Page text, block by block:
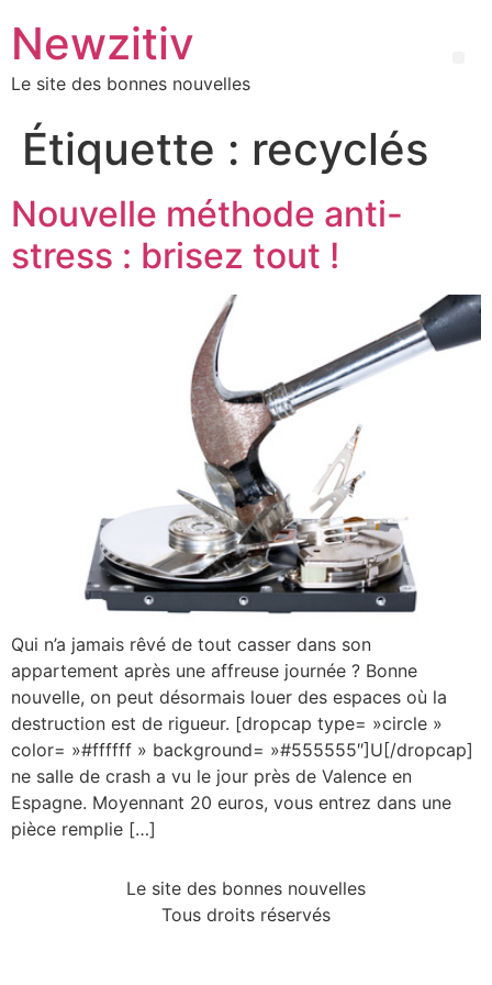
Newzitiv
Le site des bonnes nouvelles
Étiquette : recyclés
Nouvelle méthode anti-
stress : brisez tout !
Qui n’a jamais rêvé de tout casser dans son
appartement après une affreuse journée ? Bonne
nouvelle, on peut désormais louer des espaces où la
destruction est de rigueur. [dropcap type= »circle »
color= »#ffffff » background= »#555555″]U[/dropcap]
ne salle de crash a vu le jour près de Valence en
Espagne. Moyennant 20 euros, vous entrez dans une
pièce remplie […]
Le site des bonnes nouvelles
Tous droits réservés